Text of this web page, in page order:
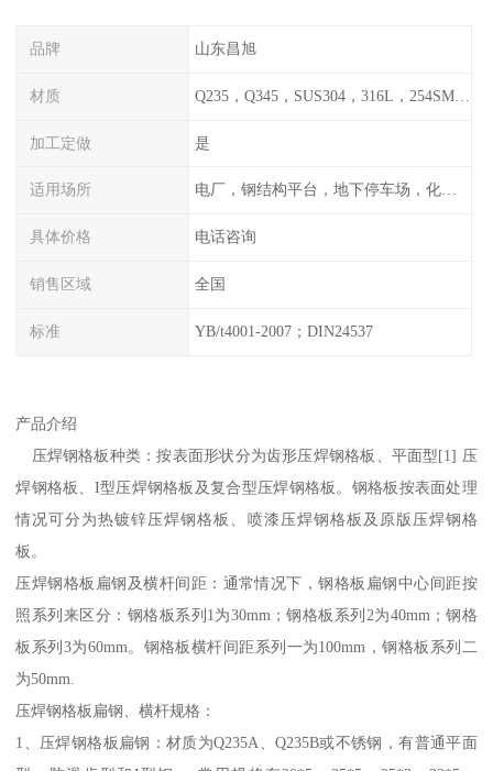
品牌 山东昌旭
材质 Q235，Q345，SUS304，316L，254SMO，2205
加工定做 是
适用场所 电厂，钢结构平台，地下停车场，化工平台，港口码头
具体价格 电话咨询
销售区域 全国
标准 YB/t4001-2007；DIN24537
产品介绍
压焊钢格板种类：按表面形状分为齿形压焊钢格板、平面型[1] 压
焊钢格板、I型压焊钢格板及复合型压焊钢格板。钢格板按表面处理
情况可分为热镀锌压焊钢格板、喷漆压焊钢格板及原版压焊钢格
板。
压焊钢格板扁钢及横杆间距：通常情况下，钢格板扁钢中心间距按
照系列来区分：钢格板系列1为30mm；钢格板系列2为40mm；钢格
板系列3为60mm。钢格板横杆间距系列一为100mm，钢格板系列二
为50mm.
压焊钢格板扁钢、横杆规格：
1、压焊钢格板扁钢：材质为Q235A、Q235B或不锈钢，有普通平面